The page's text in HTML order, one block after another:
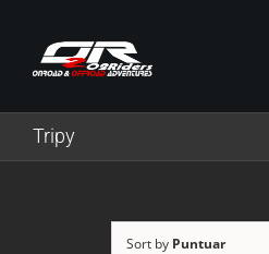
content
Tripy
Sort by Puntuar